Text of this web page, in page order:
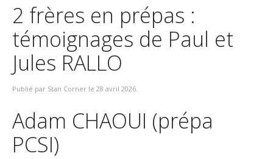
2 frères en prépas :
témoignages de Paul et
Jules RALLO
Publié par Stan Corner le 28 avril 2026
Adam CHAOUI (prépa
PCSI)